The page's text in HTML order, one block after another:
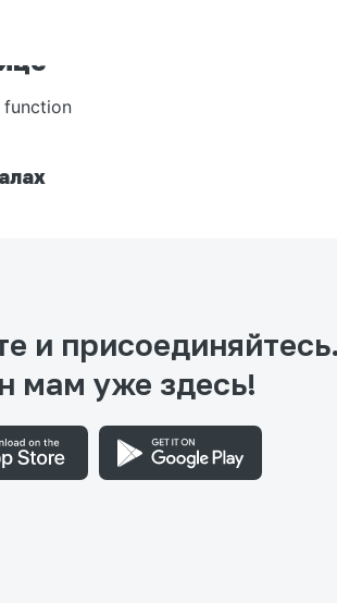
function
и присоединяйтесь.
мам уже здесь!